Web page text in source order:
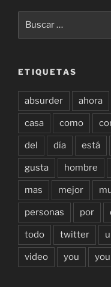
ETIQUETAS
absurder ahora
casa como
del día está
gusta hombre
mas mejor
personas por
todo twitter
video you